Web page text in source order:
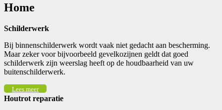
Home
Schilderwerk
Bij binnenschilderwerk wordt vaak niet gedacht aan bescherming.
Maar zeker voor bijvoorbeeld gevelkozijnen geldt dat goed
schilderwerk zijn weerslag heeft op de houdbaarheid van uw
buitenschilderwerk.
Lees meer
Houtrot reparatie